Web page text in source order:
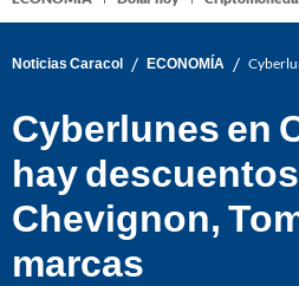
Noticias Caracol / ECONOMÍA /
Cyberlunes en
hay
Chevignon,
marcas